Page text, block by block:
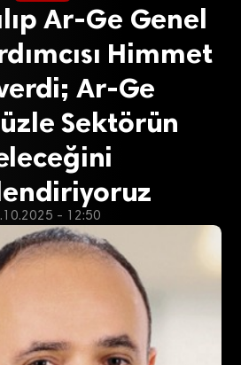
Ar-Ge Genel
Himmet
Ar-Ge
Sektörün
- 12:50